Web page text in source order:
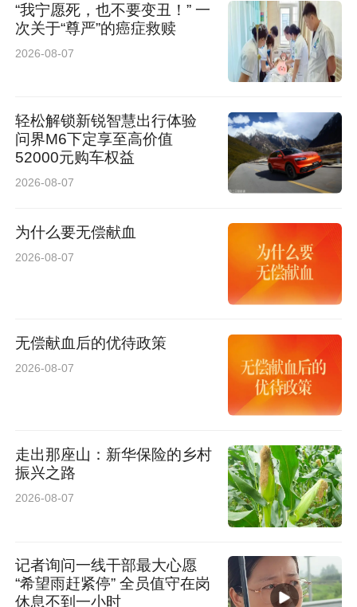
“我宁愿死，也不要变丑！” 一
次关于“尊严”的癌症救赎
2026-08-07
轻松解锁新锐智慧出行体验
问界M6下定享至高价值
52000元购车权益
2026-08-07
为什么要无偿献血
2026-08-07
无偿献血后的优待政策
2026-08-07
走出那座山：新华保险的乡村
振兴之路
2026-08-07
记者询问一线干部最大心愿
“希望雨赶紧停” 全员值守在岗
休息不到一小时